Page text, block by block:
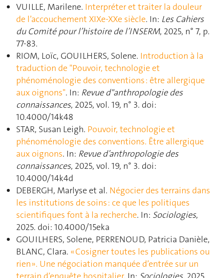
VUILLE, Marilene. Interpréter et traiter la douleur
de l’accouchement XIXe-XXe siècle. In: Les Cahiers
du Comité pour l’histoire de l’INSERM, 2025, n° 7, p.
77‑83.
RIOM, Loïc, GOUILHERS, Solene. Introduction à la
traduction de "Pouvoir, technologie et
phénoménologie des conventions : être allergique
aux oignons". In: Revue d"anthropologie des
connaissances, 2025, vol. 19, n° 3. doi:
10.4000/14k48
STAR, Susan Leigh. Pouvoir, technologie et
phénoménologie des conventions. Être allergique
aux oignons. In: Revue d’anthropologie des
connaissances, 2025, vol. 19, n° 3. doi:
10.4000/14k4d
DEBERGH, Marlyse et al. Négocier des terrains dans
les institutions de soins : ce que les politiques
scientifiques font à la recherche. In: Sociologies,
2025. doi: 10.4000/15eka
GOUILHERS, Solene, PERRENOUD, Patricia Danièle,
BLANC, Clara. « Cosigner toutes les publications ou
rien ». Une négociation manquée d’entrée sur un